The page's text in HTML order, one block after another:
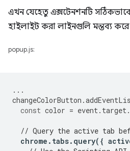
এখন যেহেতু এক্সটেনশনটি
হাইলাইট করা লাইনগুলি মন্তব্য
popup.js:
...
changeColorButton .
const color = event. target.
// Query the active tab
chrome . tabs. query({